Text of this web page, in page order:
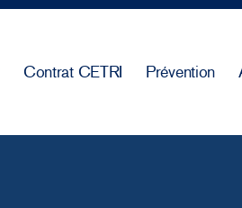
Contrat CETRI Prévention